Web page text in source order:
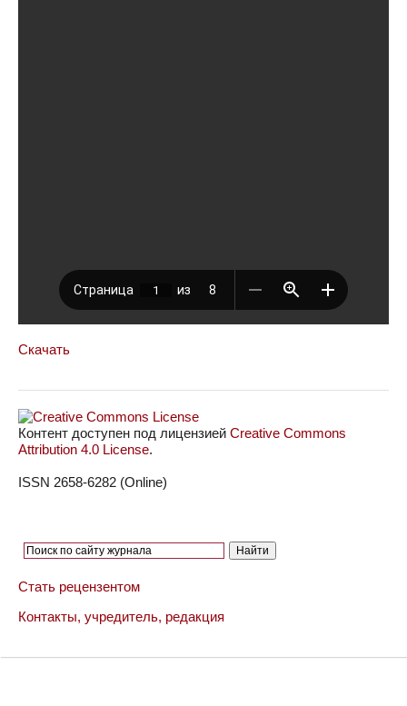
Скачать
Контент доступен под лицензией Creative Commons
Attribution 4.0 License.
ISSN 2658-6282 (Online)
Стать рецензентом
Контакты, учредитель, редакция